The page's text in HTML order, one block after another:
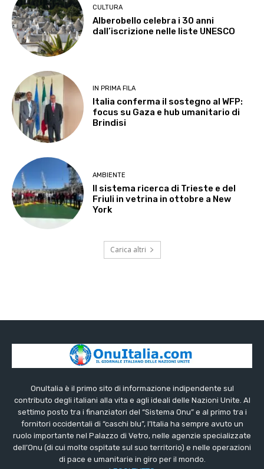
CULTURA
Alberobello celebra i 30 anni
dall’iscrizione nelle liste UNESCO
IN PRIMA FILA
Italia conferma il sostegno al WFP:
focus su Gaza e hub umanitario di
Brindisi
AMBIENTE
Il sistema ricerca di Trieste e del
Friuli in vetrina in ottobre a New
York
Carica altri
OnuItalia è il primo sito di informazione indipendente sul
contributo degli italiani alla vita e agli ideali delle Nazioni Unite. Al
settimo posto tra i finanziatori del “Sistema Onu” e al primo tra i
fornitori occidentali di “caschi blu”, l’Italia ha sempre avuto un
ruolo importante nel Palazzo di Vetro, nelle agenzie specializzate
dell’Onu (di cui molte ospitate sul suo territorio) e nelle operazioni
di pace e umanitarie in giro per il mondo.